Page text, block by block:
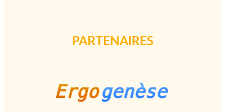
PARTENAIRES
Ergogenèse